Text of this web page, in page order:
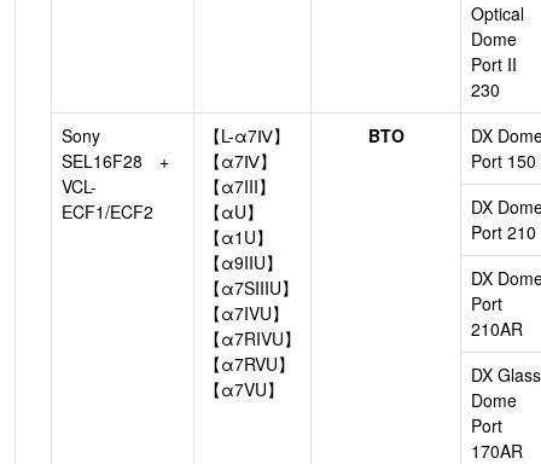
Optical
Dome
Port II
230
Sony
SEL16F28 +
VCL-
ECF1/ECF2
【L-α7Ⅳ】
【α7Ⅳ】
【α7III】
【αU】
【α1U】
【α9IIU】
【α7SIIIU】
【α7IVU】
【α7RIVU】
【α7RVU】
【α7VU】
BTO
DX
Port 150
DX
Port 210
DX
Port
210AR
DX Glass
Dome
Port
170AR